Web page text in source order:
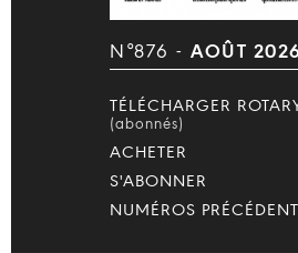
N°876 - AOÛT
TÉLÉCHARGER
(abonnés)
ACHETER
S'ABONNER
NUMÉROS